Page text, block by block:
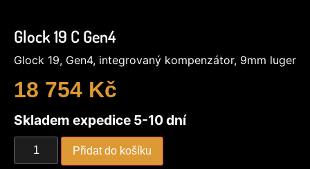
Glock 19 C Gen4
Glock 19, Gen4, integrovaný kompenzátor, 9mm luger
18 754 Kč
Skladem expedice 5-10 dní
Přidat do košíku